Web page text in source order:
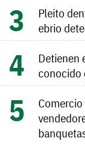
Pleito
ebrio
Detienen
conocido